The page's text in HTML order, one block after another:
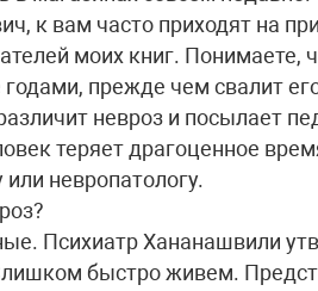
к вам часто приходят на
моих книг. Понимаете,
годами, прежде чем свалит
невроз и посылает
теряет драгоценное
невропатологу.
Психиатр Хананашвили
быстро живем.